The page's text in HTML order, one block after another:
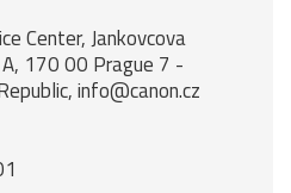
Center, Jankovcova
170 00 Prague 7 -
info@canon.cz